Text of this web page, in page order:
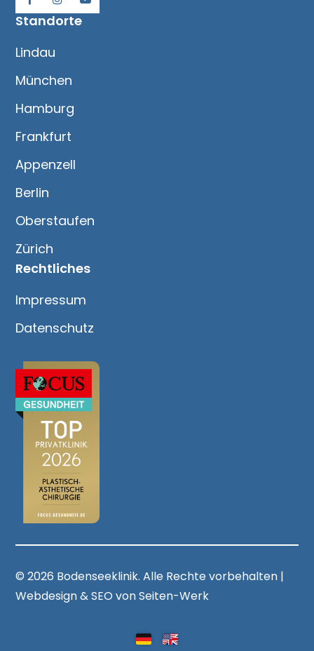
Standorte
Lindau
München
Hamburg
Frankfurt
Appenzell
Berlin
Oberstaufen
Zürich
Rechtliches
Impressum
Datenschutz
© 2026 Bodenseeklinik. Alle Rechte vorbehalten |
Webdesign & SEO von Seiten-Werk